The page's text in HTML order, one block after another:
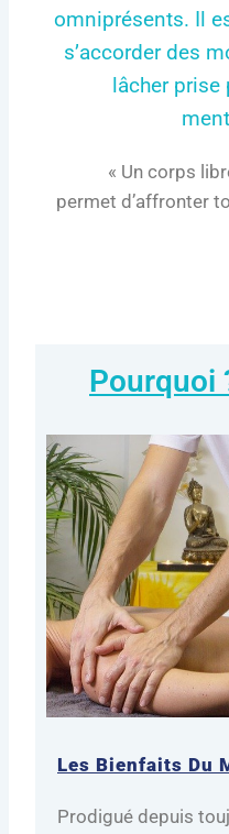
omniprésents. Il
s’accorder des
lâcher prise
« Un corps
permet d’affronter
Pourquoi
Les Bienfaits Du
Prodigué depuis